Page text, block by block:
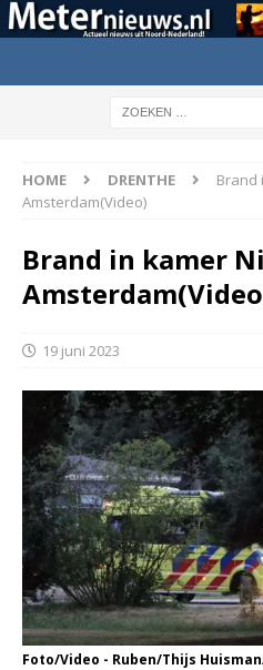
HOME DRENTHE
Brand
Amsterdam(Video)
Brand in kamer
19 juni 2023
Foto/Video - Ruben/Thijs